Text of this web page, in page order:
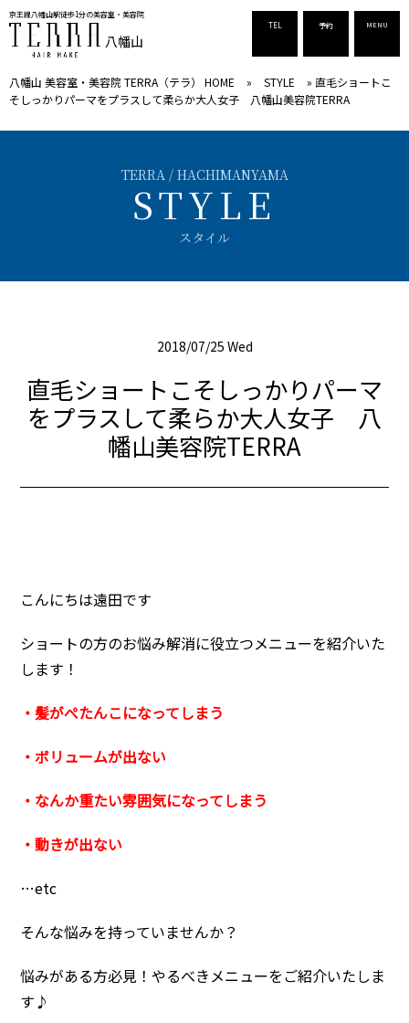
MENU
TEL 予約
京王線八幡山駅徒歩1分の美容室 ・美容院
八幡山
八幡山 美容室・美容院 TERRA（テラ） HOME » STYLE » 直毛ショートこ
そしっかりパーマをプラスして柔らか大人女子 八幡山美容院TERRA
STYLE
スタイル
2018/07/25 Wed
直毛ショートこそしっかりパーマ
をプラスして柔らか大人女子 八
幡山美容院TERRA
こんにちは遠田です
ショートの方のお悩み解消に役立つメニューを紹介いた
します！
・髪がぺたんこになってしまう
・ボリュームが出ない
・なんか重たい雰囲気になってしまう
・動きが出ない
…etc
そんな悩みを持っていませんか？
悩みがある方必見！やるべきメニューをご紹介いたしま
す♪